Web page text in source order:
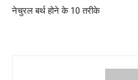
नेचुरल बर्थ होने के 10 तरीके